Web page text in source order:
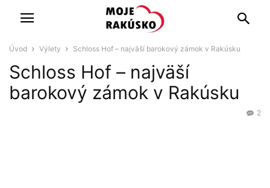
Úvod Výlety Schloss Hof – najväší barokový zámok v Rakúsku
Schloss Hof – najväší
barokový zámok v Rakúsku
2